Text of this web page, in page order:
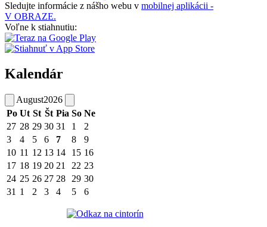
Sledujte informácie z nášho webu v mobilnej aplikácii -
V OBRAZE.
Voľne k stiahnutiu:
Kalendár
August2026
Po Ut St Št Pia So Ne
27 28 29 30 31 1
2
3
4 5 6 7 8
9
10 11 12 13 14 15 16
17 18 19 20 21 22 23
24 25 26 27 28 29 30
31 1 2 3 4 5 6